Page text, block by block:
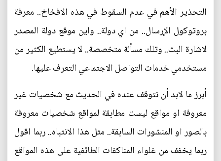
التحذير الأهم في عدم السقوط في هذه الافخاخ.. معرفة
بروتوكول الإرسال.. من اي دولة.. واين موقع دولة المصدر
لاشارة البث.. وتلك مسألة متخصصة.. لا يستطيع الكثير من
مستخدمي خدمات التواصل الاجتماعي التعرف عليها.
أبرز ما لابد أن نتوقف عنده في الحديث مع شخصيات غير
معروفة او مواقع ليست مطابقة لمواقع شخصيات معروفة
بالصور او المنشورات السابقة.. مثل هذا الانتباه.. ربما اقول
ربما يخفف من غلواء المناكفات الطائفية على هذه المواقع